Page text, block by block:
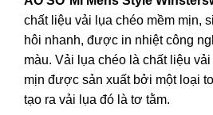
là:
450,000 ₫.
tại
là:
350,000 ₫.
chất liệu vải lụa chéo mềm mịn,
hôi nhanh, được in nhiệt công
màu. Vải lụa chéo là chất liệu
mịn được sản xuất bởi một loại
tạo ra vải lụa đó là tơ tằm.